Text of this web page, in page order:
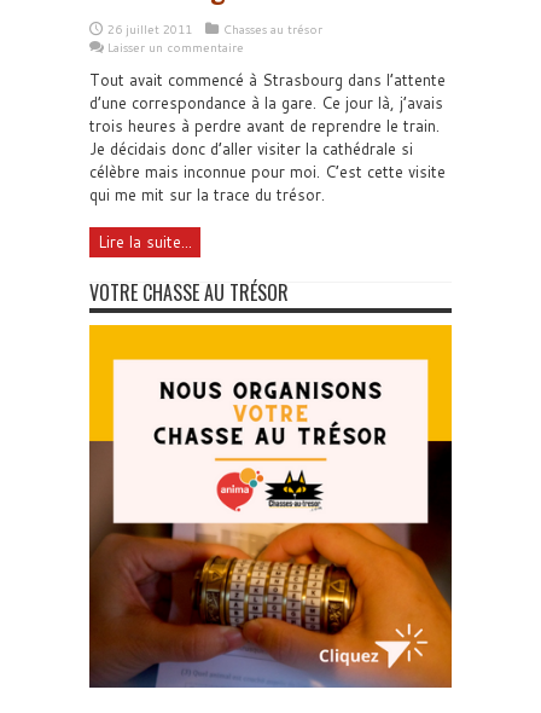
26 juillet 2011
Chasses au trésor
Laisser un commentaire
Tout avait commencé à Strasbourg dans l’attente
d’une correspondance à la gare. Ce jour là, j’avais
trois heures à perdre avant de reprendre le train.
Je décidais donc d’aller visiter la cathédrale si
célèbre mais inconnue pour moi. C’est cette visite
qui me mit sur la trace du trésor.
Lire la suite...
VOTRE CHASSE AU TRÉSOR